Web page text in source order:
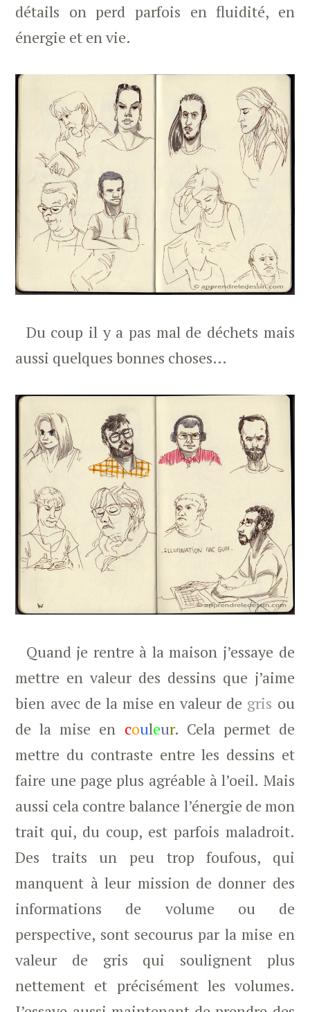
détails on perd parfois en fluidité, en
énergie et en vie.
Du coup il y a pas mal de déchets mais
aussi quelques bonnes choses…
Quand je rentre à la maison j’essaye de
mettre en valeur des dessins que j’aime
bien avec de la mise en valeur de gris ou
de la mise en couleur. Cela permet de
mettre du contraste entre les dessins et
faire une page plus agréable à l’oeil. Mais
aussi cela contre balance l’énergie de mon
trait qui, du coup, est parfois maladroit.
Des traits un peu trop foufous, qui
manquent à leur mission de donner des
informations de volume ou de
perspective, sont secourus par la mise en
valeur de gris qui soulignent plus
nettement et précisément les volumes.